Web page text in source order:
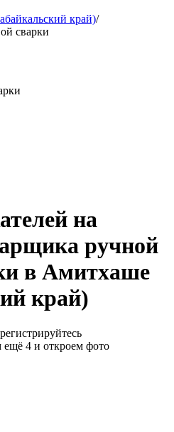
край)/
сварки
на
ручной
в Амитхаше
край)
ещё 4 и откроем фото